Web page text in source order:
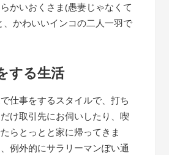
かいおくさま(愚妻じゃなくて
、かわいいインコの二人一羽で
する生活
仕事をするスタイルで、打ち
け取引先にお伺いしたり、喫
らとっとと家に帰ってきま
例外的にサラリーマンぽい通